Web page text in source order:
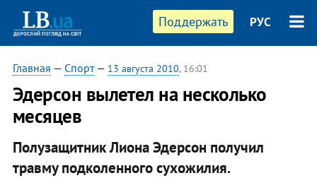
Поддержать РУС
Главная — Спорт— 13 августа 2010, 16:01
Эдерсон вылетел на несколько
месяцев
Полузащитник Лиона Эдерсон получил
травму подколенного сухожилия.